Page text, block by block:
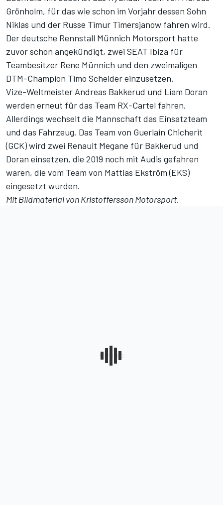
Grönholm, für das wie schon im Vorjahr dessen Sohn
Niklas und der Russe Timur Timersjanow fahren wird.
Der deutsche Rennstall Münnich Motorsport hatte
zuvor schon angekündigt, zwei SEAT Ibiza für
Teambesitzer Rene Münnich und den zweimaligen
DTM-Champion Timo Scheider einzusetzen.
Vize-Weltmeister Andreas Bakkerud und Liam Doran
werden erneut für das Team RX-Cartel fahren.
Allerdings wechselt die Mannschaft das Einsatzteam
und das Fahrzeug. Das Team von Guerlain Chicherit
(GCK) wird zwei Renault Megane für Bakkerud und
Doran einsetzen, die 2019 noch mit Audis gefahren
waren, die vom Team von Mattias Ekström (EKS)
eingesetzt wurden.
Mit Bildmaterial von Kristoffersson Motorsport.